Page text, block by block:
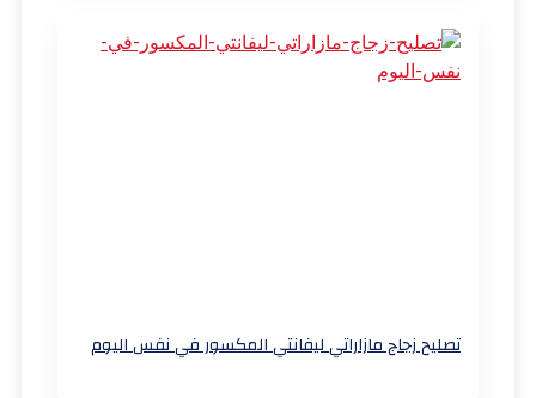
تصليح زجاج مازاراتي ليفانتي المكسور في نفس اليوم